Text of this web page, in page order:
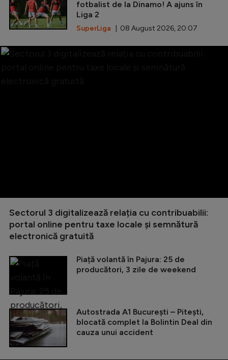
fotbalist de la Dinamo! A ajuns în
Liga 2
SuperLiga | 08 August 2026, 20:07
Sectorul 3 digitalizează relația cu contribuabilii:
portal online pentru taxe locale și semnătură
electronică gratuită
Piață volantă în Pajura: 25 de
producători, 3 zile de weekend
Autostrada A1 București – Pitești,
blocată complet la Bolintin Deal din
cauza unui accident